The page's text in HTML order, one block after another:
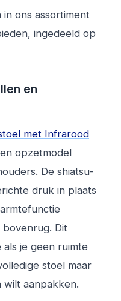
ons assortiment
ingedeeld op
en
met Infrarood
opzetmodel
De shiatsu-
druk in plaats
Dit
je geen ruimte
stoel maar
aanpakken.